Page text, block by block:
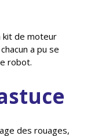
kit de moteur
a pu se
robot.
des rouages,